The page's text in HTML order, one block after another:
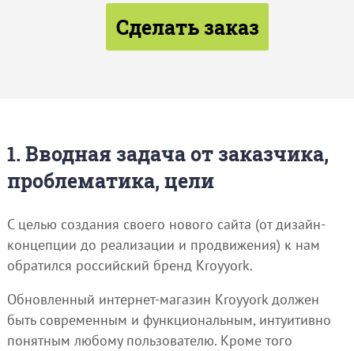
Сделать заказ
1. Вводная задача от заказчика,
проблематика, цели
С целью создания своего нового сайта (от дизайн-
концепции до реализации и продвижения) к нам
обратился российский бренд Kroyyork.
Обновленный интернет-магазин Kroyyork должен
быть современным и функциональным, интуитивно
понятным любому пользователю. Кроме того